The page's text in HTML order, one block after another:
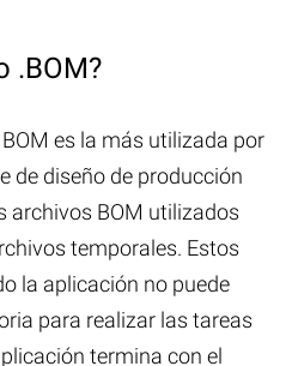
.BOM?
es la más utilizada por
de diseño de producción
archivos BOM utilizados
temporales. Estos
la aplicación no puede
para realizar las tareas
termina con el